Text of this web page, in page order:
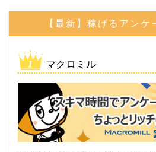
【最新】稼げるアンケ
マクロミル